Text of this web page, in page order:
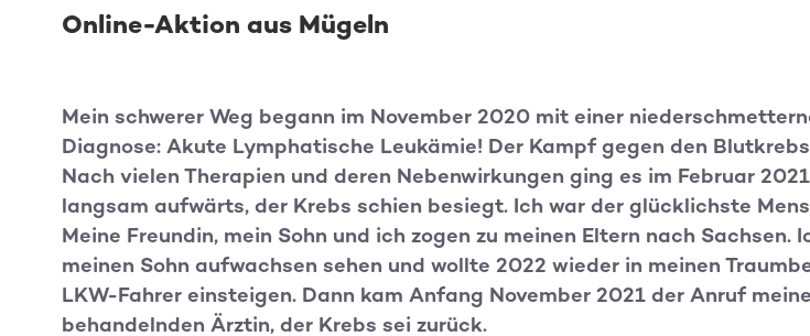
Online-Aktion aus Mügeln
Mein schwerer Weg begann im November 2020 mit einer
Diagnose: Akute Lymphatische Leukämie! Der Kampf gegen den
Nach vielen Therapien und deren Nebenwirkungen ging es im Februar
langsam aufwärts, der Krebs schien besiegt. Ich war der glücklichste
Meine Freundin, mein Sohn und ich zogen zu meinen Eltern nach Sachsen.
meinen Sohn aufwachsen sehen und wollte 2022 wieder in meinen
LKW-Fahrer einsteigen. Dann kam Anfang November 2021 der Anruf
behandelnden Ärztin, der Krebs sei zurück.